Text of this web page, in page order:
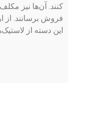
کنند. آن‌ها نیز مکلف
فروش برسانند.
این دسته از